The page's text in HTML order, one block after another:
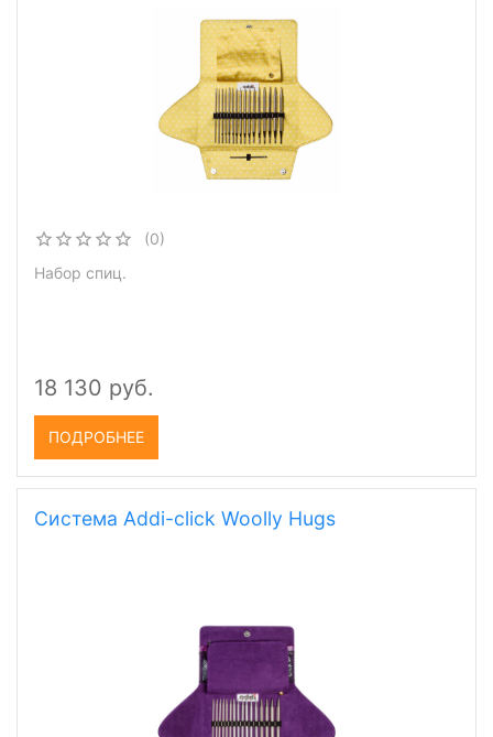
(0)
Набор спиц.
18 130 руб.
ПОДРОБНЕЕ
Система Addi-click Woolly Hugs